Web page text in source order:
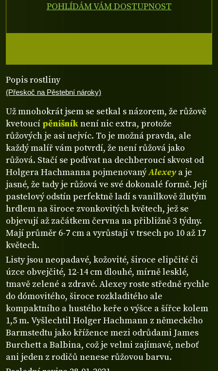
Popis rostliny
(Přeskoč na Pěstební nároky)
Už mnohokrát jsem se setkal s názorem, že růžově
kvetoucí pěnišníknení nic extra, protože
růžových je asi nejvíc. To je možná pravda, ale
každý malíř vám potvrdí, že není růžová jako
růžová. Stačí se podívat na dechberoucí skvost od
Holgera Hachmanna pojmenovanýAlexey a je
jasné, že tady je růžová ve své dokonalé formě. Její
pastelový odstín perfektně ladí s vanilkově žlutým
hrdlem na široce zvonkovitých květech, jež se
objevují až začátkem června na přibližně 3 týdny.
Mají průměr 6-7 cm a vyrůstají v trsech po 10 až 17
květech.
Listy jsou neopadavé, kožovité, široce elipčité či
úzce obvejčité, 12-14 cm dlouhé, mírně lesklé,
tmavě zelené a zdravé. Alexey roste středně rychle
do dómovitého, široce rozkladitého ale
kompaktního a hustého keře o výšce a šířce kolem
1,5 m. Vyšlechtil Holger Hachmann z německého
Barmstedtu jako křížence mezi odrůdami James
Burchett a Balbina, což je velmi zajímavé, neboť
ani jeden z rodičů nenese růžovou barvu.
POHLÍDÁM VÁM DOSTUPNOST